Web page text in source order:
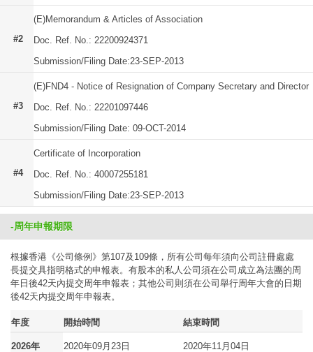
#2
(E)Memorandum & Articles of Association
Doc. Ref. No.: 22200924371
Submission/Filing Date:23-SEP-2013
#3
(E)FND4 - Notice of Resignation of Company Secretary and Director
Doc. Ref. No.: 22201097446
Submission/Filing Date: 09-OCT-2014
#4
Certificate of Incorporation
Doc. Ref. No.: 40007255181
Submission/Filing Date:23-SEP-2013
-周年申報期限
根據香港《公司條例》第107及109條，所有公司每年須向公司註冊處處
長提交具指明格式的申報表。有股本的私人公司須在公司成立為法團的周
年日後42天內提交周年申報表；其他公司則須在公司舉行周年大會的日期
後42天內提交周年申報表。
年度 開始時間 結束時間
2026年 2020年09月23日 2020年11月04日